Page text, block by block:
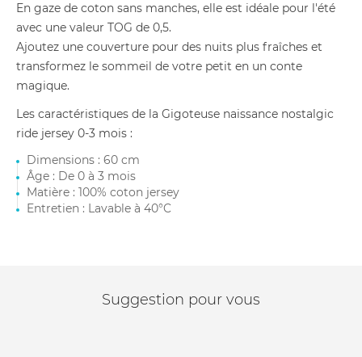
En gaze de coton sans manches, elle est idéale pour l'été
avec une valeur TOG de 0,5.
Ajoutez une couverture pour des nuits plus fraîches et
transformez le sommeil de votre petit en un conte
magique.
Les caractéristiques de la Gigoteuse naissance nostalgic
ride jersey 0-3 mois :
Dimensions : 60 cm
Âge : De 0 à 3 mois
Matière : 100% coton jersey
Entretien : Lavable à 40°C
Suggestion pour vous